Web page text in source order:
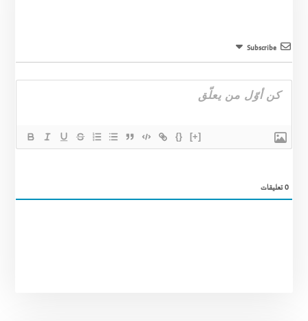
Subscribe
{} [+]
0تعليقات